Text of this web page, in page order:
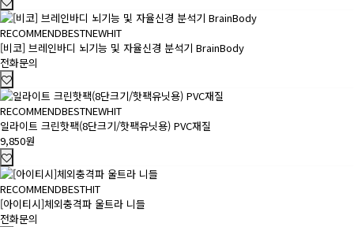
RECOMMENDBESTNEWHIT
[비코] 브레인바디 뇌기능 및 자율신경 분석기 BrainBody
전화문의
RECOMMENDBESTNEWHIT
일라이트 크린핫팩(8단크기/핫팩유닛용) PVC재질
9,850원
RECOMMENDBESTHIT
[아이티시]체외충격파 울트라 니들
전화문의